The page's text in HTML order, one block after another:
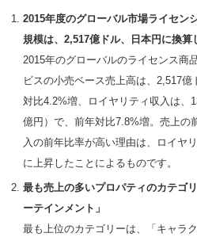
2015年度のグローバル市場ライセン
規模は、2,517億ドル、日本円に換算
2015年のグローバルのライセンス商
ビスの小売ベース売上高は、2,517
対比4.2%増、ロイヤリティ収入は、
億円）で、前年対比7.8%増。売上の
入の前年比率が高い理由は、ロイヤ
に上昇したことによるものです。
最も売上の多いプロパティのカテゴ
ーテインメント」
最も上位のカテゴリーは、「キャラ